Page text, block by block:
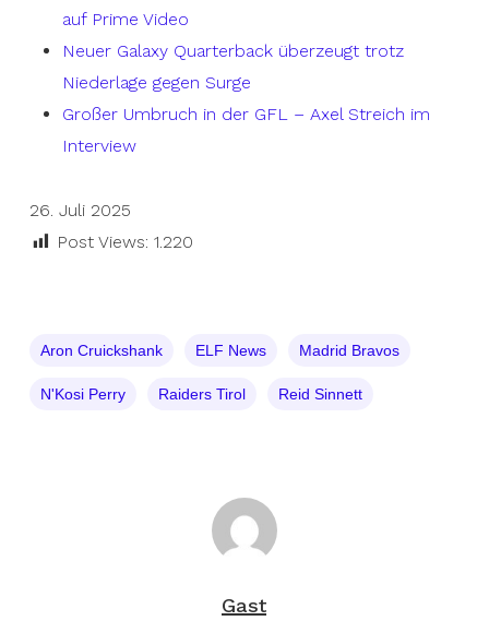
auf Prime Video
Neuer Galaxy Quarterback überzeugt trotz
Niederlage gegen Surge
Großer Umbruch in der GFL – Axel Streich im
Interview
26. Juli 2025
Post Views: 1.220
Aron Cruickshank ELF News Madrid Bravos
N'Kosi Perry Raiders Tirol Reid Sinnett
Gast